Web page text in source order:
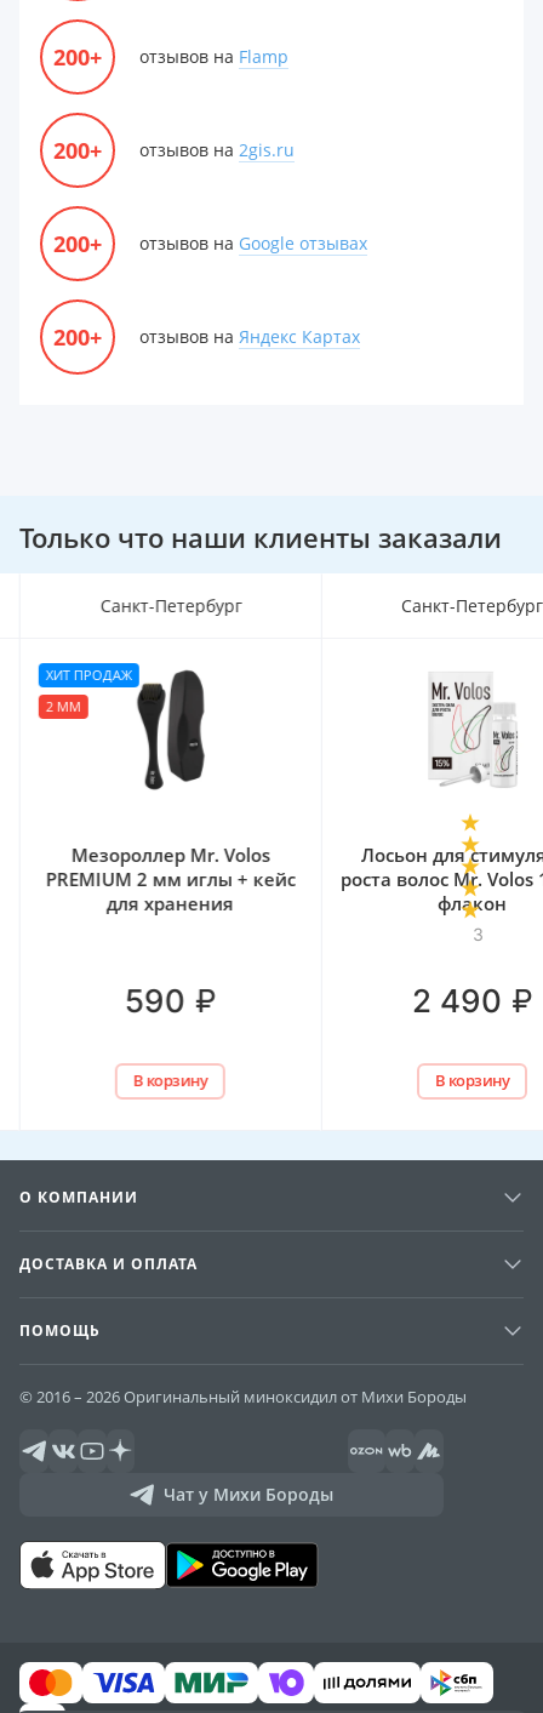
200+ отзывов на Flamp
200+ отзывов на 2gis.ru
200+ отзывов на Google отзывах
200+ отзывов на Яндекс Картах
Только что наши клиенты заказали
Санкт-Петербург
ХИТ ПРОДАЖ
2 ММ
Мезороллер Mr. Volos
PREMIUM 2 мм иглы + кейс
для хранения
590 ₽
В корзину
Санкт-Петербург
3
Лосьон для
роста волос Mr. Volos
флакон
2 490 ₽
В корзину
О КОМПАНИИ
ДОСТАВКА И ОПЛАТА
ПОМОЩЬ
© 2016 – 2026 Оригинальный миноксидил от Михи Бороды
Чат у Михи Бороды